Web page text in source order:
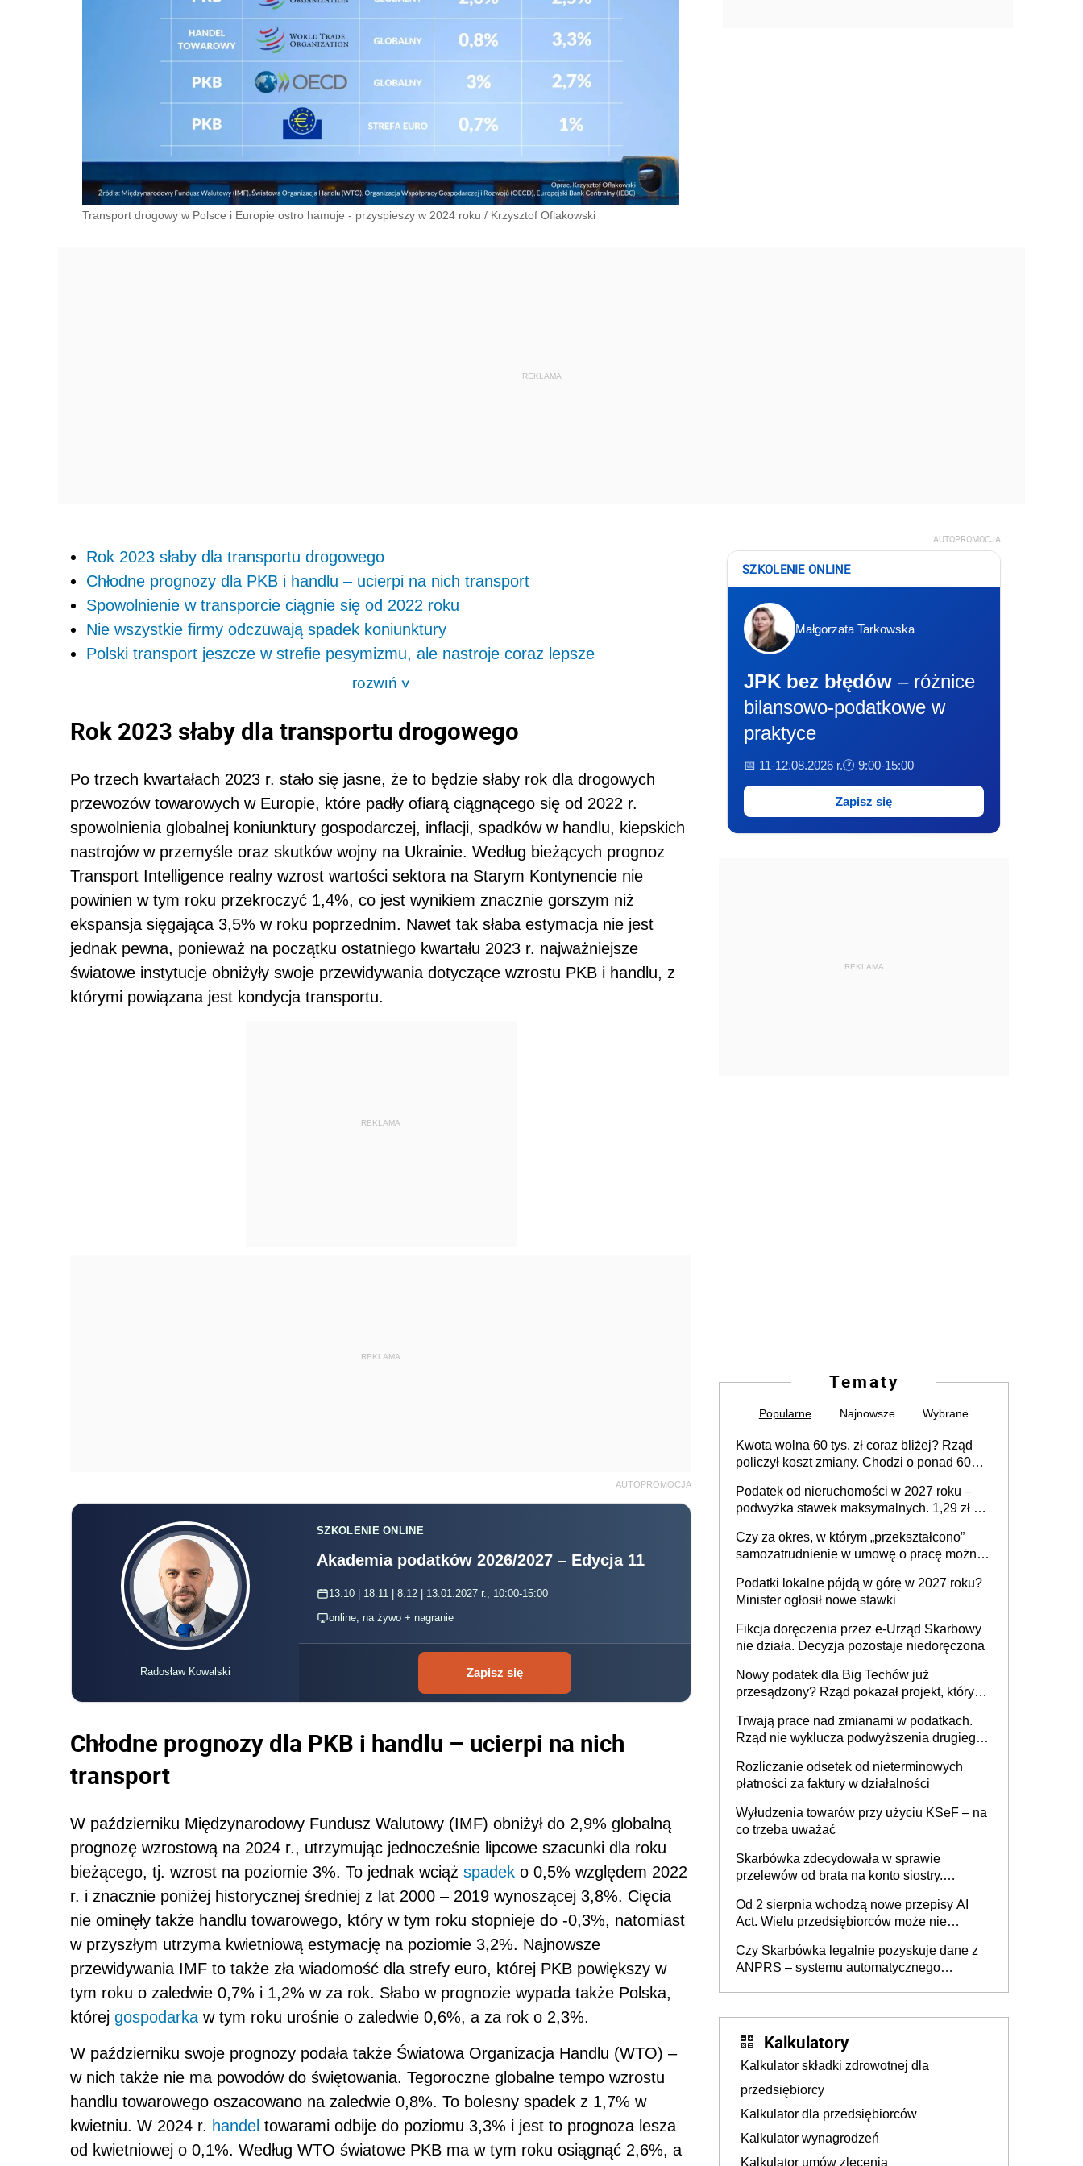
Transport drogowy w Polsce i Europie ostro hamuje - przyspieszy w 2024 roku / Krzysztof Oflakowski
Rok 2023 słaby dla transportu drogowego
Chłodne prognozy dla PKB i handlu – ucierpi na nich transport
Spowolnienie w transporcie ciągnie się od 2022 roku
Nie wszystkie firmy odczuwają spadek koniunktury
Polski transport jeszcze w strefie pesymizmu, ale nastroje coraz lepsze
rozwiń>
Rok 2023 słaby dla transportu drogowego
Po trzech kwartałach 2023 r. stało się jasne, że to będzie słaby rok dla drogowych
przewozów towarowych w Europie, które padły ofiarą ciągnącego się od 2022 r.
spowolnienia globalnej koniunktury gospodarczej, inflacji, spadków w handlu, kiepskich
nastrojów w przemyśle oraz skutków wojny na Ukrainie. Według bieżących prognoz
Transport Intelligence realny wzrost wartości sektora na Starym Kontynencie nie
powinien w tym roku przekroczyć 1,4%, co jest wynikiem znacznie gorszym niż
ekspansja sięgająca 3,5% w roku poprzednim. Nawet tak słaba estymacja nie jest
jednak pewna, ponieważ na początku ostatniego kwartału 2023 r. najważniejsze
światowe instytucje obniżyły swoje przewidywania dotyczące wzrostu PKB i handlu, z
którymi powiązana jest kondycja transportu.
REKLAMA
REKLAMA
AUTOPROMOCJA
Radosław Kowalski
SZKOLENIE ONLINE
Akademia podatków 2026/2027 – Edycja 11
13.10 | 18.11 | 8.12 | 13.01.2027 r., 10:00-15:00
online, na żywo + nagranie
Zapisz się
Chłodne prognozy dla PKB i handlu – ucierpi na nich
transport
W październiku Międzynarodowy Fundusz Walutowy (IMF) obniżył do 2,9% globalną
prognozę wzrostową na 2024 r., utrzymując jednocześnie lipcowe szacunki dla roku
bieżącego, tj. wzrost na poziomie 3%. To jednak wciąż spadek o 0,5% względem 2022
r. i znacznie poniżej historycznej średniej z lat 2000 – 2019 wynoszącej 3,8%. Cięcia
nie ominęły także handlu towarowego, który w tym roku stopnieje do -0,3%, natomiast
w przyszłym utrzyma kwietniową estymację na poziomie 3,2%. Najnowsze
przewidywania IMF to także zła wiadomość dla strefy euro, której PKB powiększy w
tym roku o zaledwie 0,7% i 1,2% w za rok. Słabo w prognozie wypada także Polska,
której gospodarka w tym roku urośnie o zaledwie 0,6%, a za rok o 2,3%.
W październiku swoje prognozy podała także Światowa Organizacja Handlu (WTO) –
w nich także nie ma powodów do świętowania. Tegoroczne globalne tempo wzrostu
handlu towarowego oszacowano na zaledwie 0,8%. To bolesny spadek z 1,7% w
kwietniu. W 2024 r. handel towarami odbije do poziomu 3,3% i jest to prognoza lesza
od kwietniowej o 0,1%. Według WTO światowe PKB ma w tym roku osiągnąć 2,6%, a
AUTOPROMOCJA
SZKOLENIE ONLINE
Małgorzata Tarkowska
JPK bez błędów – różnice
bilansowo-podatkowe w
praktyce
📅 11-12.08.2026 r.🕐 9:00-15:00
Zapisz się
REKLAMA
Tematy
Popularne Najnowsze Wybrane
Kwota wolna 60 tys. zł coraz bliżej? Rząd
policzył koszt zmiany. Chodzi o ponad 60
Podatek od nieruchomości w 2027 roku –
podwyżka stawek maksymalnych. 1,29 zł za
budynków i lokali związanych z
prowadzeniem działalności gospodarczej
Czy za okres, w którym „przekształcono”
samozatrudnienie w umowę o pracę można
umowy cywilnoprawnej jedynym
racjonalnym wyjściem
Podatki lokalne pójdą w górę w 2027 roku?
Minister ogłosił nowe stawki
Fikcja doręczenia przez e-Urząd Skarbowy
nie działa. Decyzja pozostaje niedoręczona
Nowy podatek dla Big Techów już
przesądzony? Rząd pokazał projekt, który
Trwają prace nad zmianami w podatkach.
Rząd nie wyklucza podwyższenia drugiego
Rozliczanie odsetek od nieterminowych
płatności za faktury w działalności
Wyłudzenia towarów przy użyciu KSeF – na
co trzeba uważać
Skarbówka zdecydowała w sprawie
przelewów od brata na konto siostry.
darowizna, ale podatku jednak nie będzie
Od 2 sierpnia wchodzą nowe przepisy AI
Act. Wielu przedsiębiorców może nie
Czy Skarbówka legalnie pozyskuje dane z
ANPRS – systemu automatycznego
Kalkulatory
Kalkulator składki zdrowotnej dla
przedsiębiorcy
Kalkulator dla przedsiębiorców
Kalkulator wynagrodzeń
Kalkulator umów zlecenia